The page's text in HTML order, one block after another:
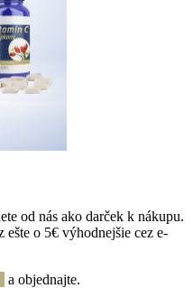
od nás ako darček k nákupu.
o 5€ výhodnejšie cez e-
a objednajte.